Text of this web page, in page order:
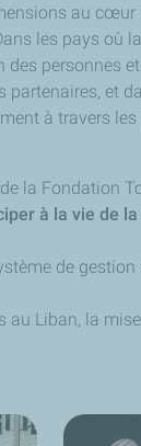
au
les pays où
personnes
partenaires, et
à travers
la Fondation
à la vie de
de
Liban, la